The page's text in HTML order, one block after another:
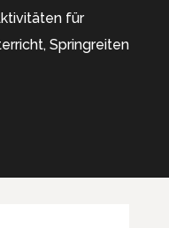
für
Springreiten